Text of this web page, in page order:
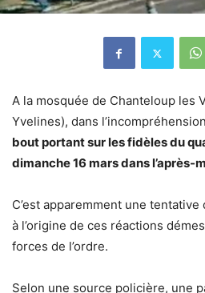
A la mosquée de Chanteloup les
Yvelines), dans
bout portant sur les fidèles du
dimanche 16 mars dans l’après-
C’est apparemment une
à l’origine de ces réactions
forces de l’ordre.
Selon une source policière, une